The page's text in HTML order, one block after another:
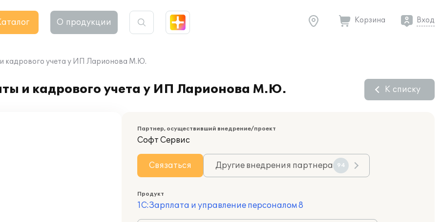
О продукции Корзина Вход
кадрового учета у ИП Ларионова М.Ю.
и кадрового учета у ИП Ларионова М.Ю. К списку
Партнер, осуществивший внедрение/проект
Софт Сервис
Связаться Другие внедрения партнера 94
Продукт
1С:Зарплата и управление персоналом 8